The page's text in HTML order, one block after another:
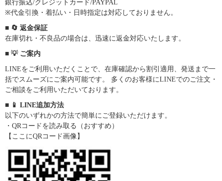
銀行振込/クレジットカード/PAYPAL
※代金引換・着払い・日時指定は対応しておりません。
■ 🔄 返金保証
在庫切れ・不良品の場合は、迅速に返金対応いたします。
■ 💡 ご案内
LINEをご利用いただくことで、在庫確認から割引適用、発送まで一
括でスムーズにご案内可能です。 多くのお客様にLINEでのご注文・
ご相談をご利用いただいております。
■ 📱 LINE追加方法
以下のいずれかの方法で簡単にご登録いただけます。
・QRコードを読み取る（おすすめ）
【ここにQRコード画像】